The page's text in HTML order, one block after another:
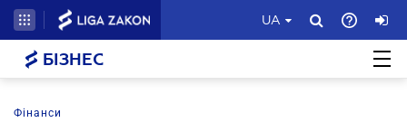
UA
БІЗНЕС
Фінанси